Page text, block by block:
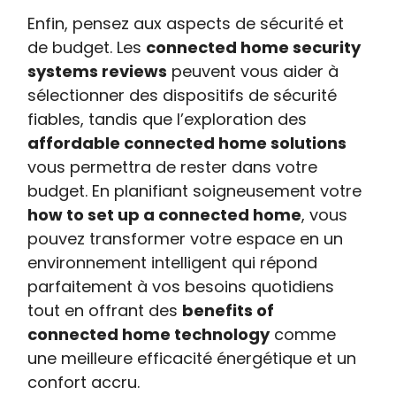
Enfin, pensez aux aspects de sécurité et
de budget. Les connected home security
systems reviews peuvent vous aider à
sélectionner des dispositifs de sécurité
fiables, tandis que l’exploration des
affordable connected home solutions
vous permettra de rester dans votre
budget. En planifiant soigneusement votre
how to set up a connected home, vous
pouvez transformer votre espace en un
environnement intelligent qui répond
parfaitement à vos besoins quotidiens
tout en offrant des benefits of
connected home technologycomme
une meilleure efficacité énergétique et un
confort accru.